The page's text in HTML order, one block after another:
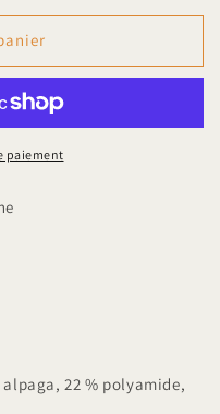
paiement
22 % polyamide,